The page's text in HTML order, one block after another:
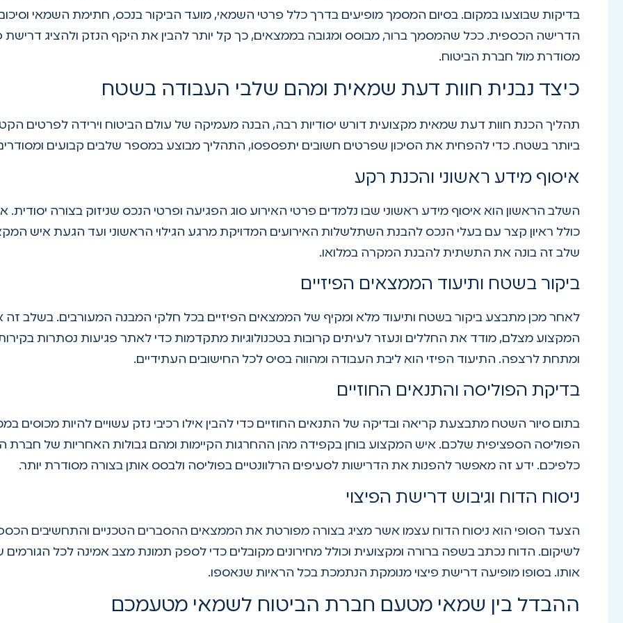
בדיקות שבוצעו במקום. בסיום המסמך מופיעים בדרך כלל פרטי השמאי, מועד הביקור בנכס, חתימת השמאי
הדרישה הכספית. ככל שהמסמך ברור, מבוסס ומגובה בממצאים, כך קל יותר להבין את היקף הנזק ולהציג דרישת
מסודרת מול חברת הביטוח.
כיצד נבנית חוות דעת שמאית ומהם שלבי העבודה בשטח
תהליך הכנת חוות דעת שמאית מקצועית דורש יסודיות רבה, הבנה מעמיקה של עולם הביטוח וירידה לפרטים
ביותר בשטח. כדי להפחית את הסיכון שפרטים חשובים יתפספסו, התהליך מבוצע במספר שלבים קבועים
איסוף מידע ראשוני והכנת רקע
השלב הראשון הוא איסוף מידע ראשוני שבו נלמדים פרטי האירוע סוג הפגיעה ופרטי הנכס שניזוק בצורה יסודית.
כולל ראיון קצר עם בעלי הנכס להבנת השתלשלות האירועים המדויקת מרגע הגילוי הראשוני ועד הגעת איש
שלב זה בונה את התשתית להבנת המקרה במלואו.
ביקור בשטח ותיעוד הממצאים הפיזיים
לאחר מכן מתבצע ביקור בשטח ותיעוד מלא ומקיף של הממצאים הפיזיים בכל חלקי המבנה המעורבים. בשלב זה
המקצוע מצלם, מודד את החללים ונעזר לעיתים קרובות בטכנולוגיות מתקדמות כדי לאתר פגיעות נסתרות
ומתחת לרצפה. התיעוד הפיזי הוא ליבת העבודה ומהווה בסיס לכל החישובים העתידיים.
בדיקת הפוליסה והתנאים החוזיים
בתום סיור השטח מתבצעת קריאה ובדיקה של התנאים החוזיים כדי להבין אילו רכיבי נזק עשויים להיות מכוסים
הפוליסה הספציפית שלכם. איש המקצוע בוחן בקפידה מהן ההחרגות הקיימות ומהם גבולות האחריות של חברת
כלפיכם. ידע זה מאפשר להפנות את הדרישות לסעיפים הרלוונטיים בפוליסה ולבסס אותן בצורה מסודרת יותר.
ניסוח הדוח וגיבוש דרישת הפיצוי
הצעד הסופי הוא ניסוח הדוח עצמו אשר מציג בצורה מפורטת את הממצאים ההסברים הטכניים והתחשיבים
לשיקום. הדוח נכתב בשפה ברורה ומקצועית וכולל מחירונים מקובלים כדי לספק תמונת מצב אמינה לכל הגורמים
אותו. בסופו מופיעה דרישת פיצוי מנומקת הנתמכת בכל הראיות שנאספו.
ההבדל בין שמאי מטעם חברת הביטוח לשמאי מטעמכם